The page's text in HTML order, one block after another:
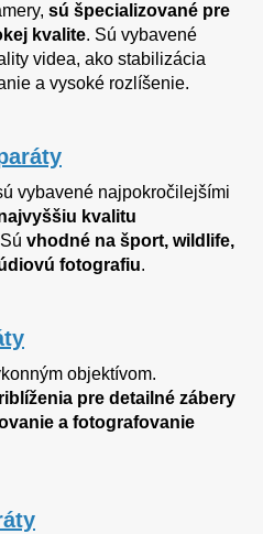
sú špecializované pre
kvalite. Sú vybavené
videa, ako stabilizácia
a vysoké rozlíšenie.
vybavené najpokročilejšími
kvalitu
vhodné na šport, wildlife,
fotografiu.
objektívom.
pre detailné zábery
a fotografovanie